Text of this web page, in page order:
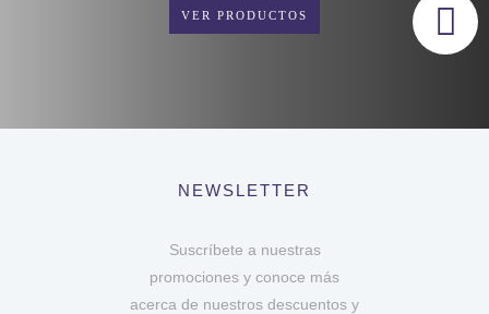
VER PRODUCTOS
NEWSLETTER
Suscríbete a nuestras
promociones y conoce más
acerca de nuestros descuentos y